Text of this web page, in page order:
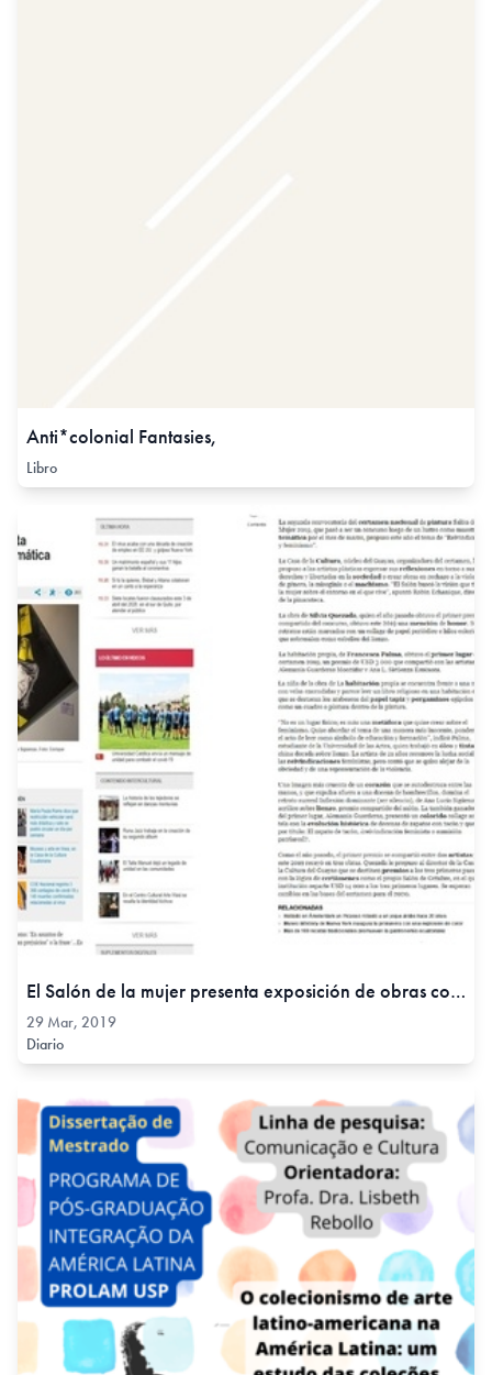
Anti*colonial Fantasies,
Libro
El Salón de la mujer presenta exposición de obras con temática feminista - Diario El Comercio, 29 Mar, 2019
29 Mar, 2019
Diario